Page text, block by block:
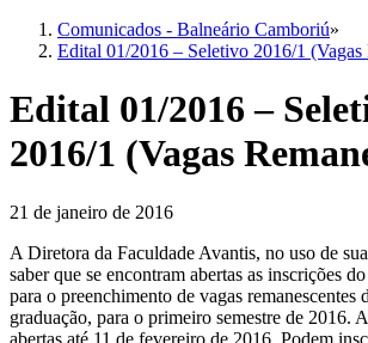
Comunicados - Balneário Camboriú»
Edital 01/2016 – Seletivo 2016/1 (Vagas
Edital 01/2016 –
2016/1 (Vagas
21 de janeiro de 2016
A Diretora da Faculdade Avantis, no uso de
saber que se encontram abertas as inscrições
para o preenchimento de vagas remanescentes
graduação, para o primeiro semestre de 2016.
abertas até 11 de fevereiro de 2016. Podem